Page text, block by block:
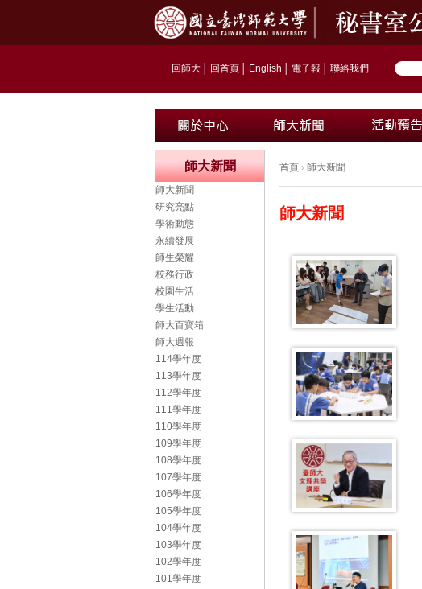
回師大 回首頁 English 電子報 聯絡我們
首頁 › 師大新聞
師大新聞
師大新聞
師大新聞
研究亮點
學術動態
永續發展
師生榮耀
校務行政
校園生活
學生活動
師大百寶箱
師大週報
114學年度
113學年度
112學年度
111學年度
110學年度
109學年度
108學年度
107學年度
106學年度
105學年度
104學年度
103學年度
102學年度
101學年度